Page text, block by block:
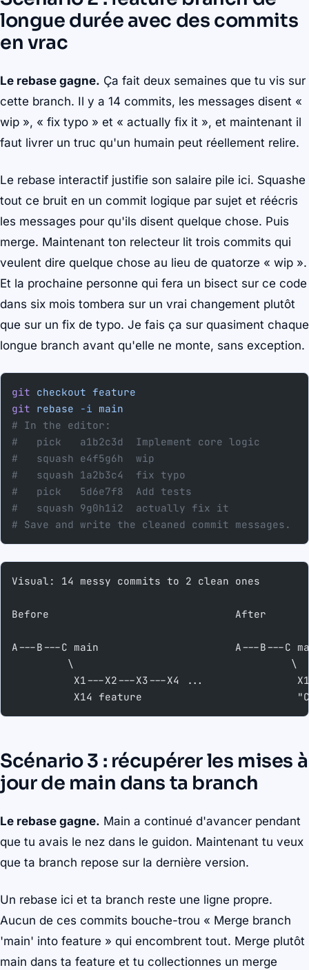
longue durée avec des commits
en vrac
Le rebase gagne. Ça fait deux semaines que tu vis sur
cette branch. Il y a 14 commits, les messages disent «
wip », « fix typo » et « actually fix it », et maintenant il
faut livrer un truc qu'un humain peut réellement relire.
Le rebase interactif justifie son salaire pile ici. Squashe
tout ce bruit en un commit logique par sujet et réécris
les messages pour qu'ils disent quelque chose. Puis
merge. Maintenant ton relecteur lit trois commits qui
veulent dire quelque chose au lieu de quatorze « wip ».
Et la prochaine personne qui fera un bisect sur ce code
dans six mois tombera sur un vrai changement plutôt
que sur un fix de typo. Je fais ça sur quasiment chaque
longue branch avant qu'elle ne monte, sans exception.
git checkout feature
git rebase -i main
# In the editor:
#   pick   a1b2c3d  Implement core logic
#   squash e4f5g6h  wip
#   squash 1a2b3c4  fix typo
#   pick   5d6e7f8  Add tests
#   squash 9g0h1i2  actually fix it
# Save and write the cleaned commit messages.
Visual: 14 messy commits to 2 clean ones
Before                              After
A---B---C main                      A---B---C
         \                                   \
X1---X2---X3---X4 ...
X14 feature
Scénario 3 : récupérer les mises à
jour de main dans ta branch
Le rebase gagne. Main a continué d'avancer pendant
que tu avais le nez dans le guidon. Maintenant tu veux
que ta branch repose sur la dernière version.
Un rebase ici et ta branch reste une ligne propre.
Aucun de ces commits bouche-trou « Merge branch
'main' into feature » qui encombrent tout. Merge plutôt
main dans ta feature et tu collectionnes un merge